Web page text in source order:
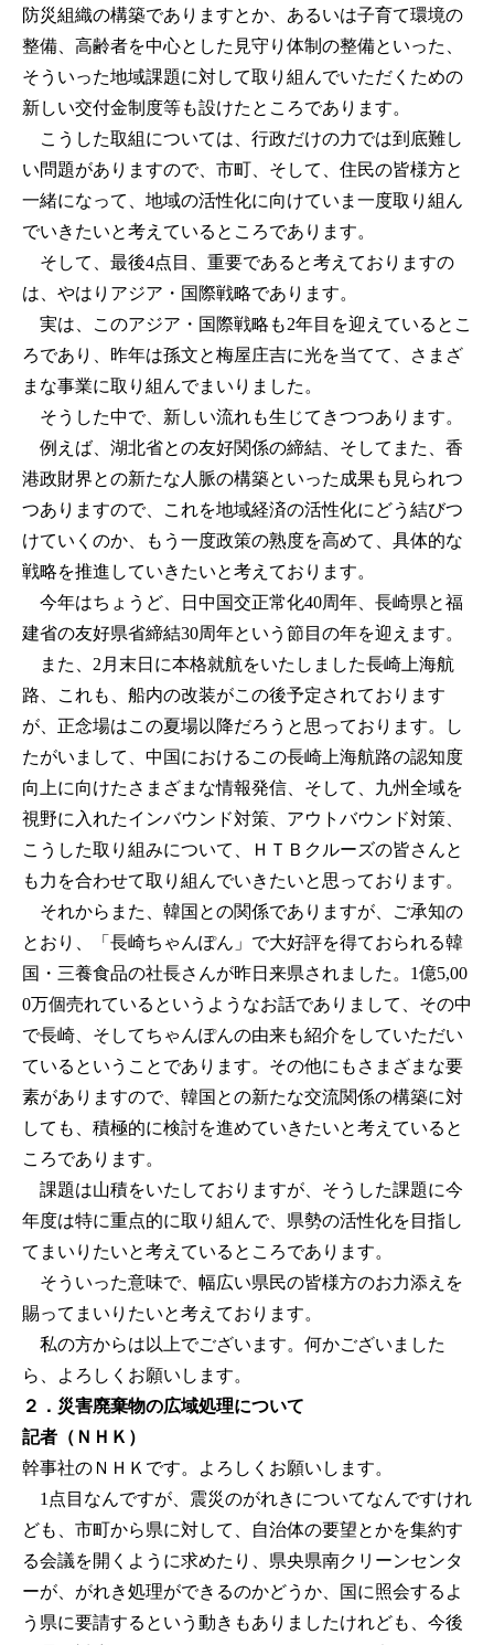
防災組織の構築でありますとか、あるいは子育て環境の
整備、高齢者を中心とした見守り体制の整備といった、
そういった地域課題に対して取り組んでいただくための
新しい交付金制度等も設けたところであります。
こうした取組については、行政だけの力では到底難し
い問題がありますので、市町、そして、住民の皆様方と
一緒になって、地域の活性化に向けていま一度取り組ん
でいきたいと考えているところであります。
そして、最後4点目、重要であると考えておりますの
は、やはりアジア・国際戦略であります。
実は、このアジア・国際戦略も2年目を迎えているとこ
ろであり、昨年は孫文と梅屋庄吉に光を当てて、さまざ
まな事業に取り組んでまいりました。
そうした中で、新しい流れも生じてきつつあります。
例えば、湖北省との友好関係の締結、そしてまた、香
港政財界との新たな人脈の構築といった成果も見られつ
つありますので、これを地域経済の活性化にどう結びつ
けていくのか、もう一度政策の熟度を高めて、具体的な
戦略を推進していきたいと考えております。
今年はちょうど、日中国交正常化40周年、長崎県と福
建省の友好県省締結30周年という節目の年を迎えます。
また、2月末日に本格就航をいたしました長崎上海航
路、これも、船内の改装がこの後予定されております
が、正念場はこの夏場以降だろうと思っております。し
たがいまして、中国におけるこの長崎上海航路の認知度
向上に向けたさまざまな情報発信、そして、九州全域を
視野に入れたインバウンド対策、アウトバウンド対策、
こうした取り組みについて、ＨＴＢクルーズの皆さんと
も力を合わせて取り組んでいきたいと思っております。
それからまた、韓国との関係でありますが、ご承知の
とおり、「長崎ちゃんぽん」で大好評を得ておられる韓
国・三養食品の社長さんが昨日来県されました。1億5,00
0万個売れているというようなお話でありまして、その中
で長崎、そしてちゃんぽんの由来も紹介をしていただい
ているということであります。その他にもさまざまな要
素がありますので、韓国との新たな交流関係の構築に対
しても、積極的に検討を進めていきたいと考えていると
ころであります。
課題は山積をいたしておりますが、そうした課題に今
年度は特に重点的に取り組んで、県勢の活性化を目指し
てまいりたいと考えているところであります。
そういった意味で、幅広い県民の皆様方のお力添えを
賜ってまいりたいと考えております。
私の方からは以上でございます。何かございました
ら、よろしくお願いします。
２．災害廃棄物の広域処理について
記者（ＮＨＫ）
幹事社のＮＨＫです。よろしくお願いします。
1点目なんですが、震災のがれきについてなんですけれ
ども、市町から県に対して、自治体の要望とかを集約す
る会議を開くように求めたり、県央県南クリーンセンタ
ーが、がれき処理ができるのかどうか、国に照会するよ
う県に要請するという動きもありましたけれども、今後